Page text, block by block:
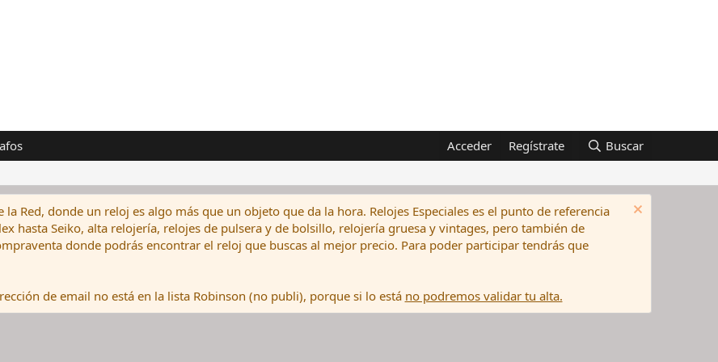
Acceder Regístrate Buscar
Red, donde un reloj es algo más que un objeto que da la hora. Relojes Especiales es el punto de referencia
hasta Seiko, alta relojería, relojes de pulsera y de bolsillo, relojería gruesa y vintages, pero también de
donde podrás encontrar el reloj que buscas al mejor precio. Para poder participar tendrás que
de email no está en la lista Robinson (no publi), porque si lo está no podremos validar tu alta.